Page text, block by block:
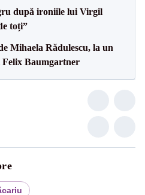
după ironiile lui Virgil
toți”
Mihaela Rădulescu, la un
Felix Baumgartner